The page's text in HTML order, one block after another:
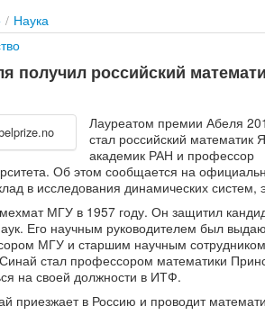
/ Наука
получил российский
Лауреатом премии Абеля
стал российский математик
академик РАН и профессор
Об этом сообщается на
в исследования динамических
МГУ в 1957 году. Он защитил
Его научным руководителем был
МГУ и старшим научным
стал профессором математики
на своей должности в ИТФ.
приезжает в Россию и проводит